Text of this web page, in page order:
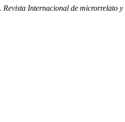
Revista Internacional de microrrelato